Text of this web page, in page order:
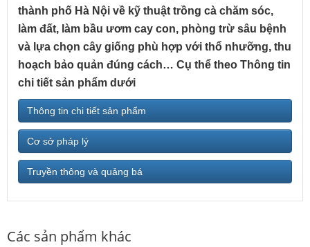
thành phố Hà Nội về kỹ thuật trồng cà chăm sóc,
làm đất, làm bầu ươm cay con, phòng trừ sâu bệnh
và lựa chọn cây giống phù hợp với thổ nhưỡng, thu
hoạch bảo quản đúng cách… Cụ thể theo Thông tin
chi tiết sản phẩm dưới
Thông tin chi tiết sản phẩm
Cơ sở pháp lý
Truyền thông và quảng bá
Các sản phẩm khác